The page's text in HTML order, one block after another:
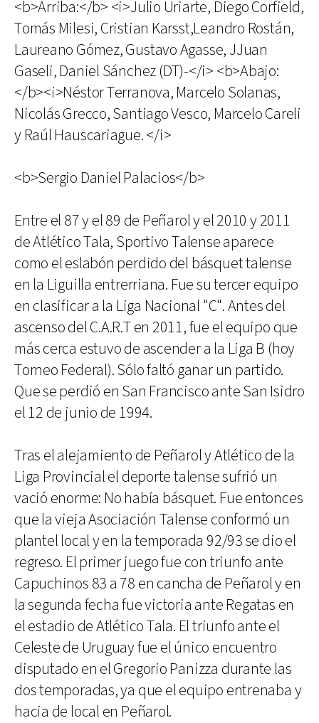
<b>Arriba:</b> <i>Julio Uriarte, Diego Corfield,
Tomás Milesi, Cristian Karsst,Leandro Rostán,
Laureano Gómez, Gustavo Agasse, JJuan
Gaseli, Daniel Sánchez (DT)-</i> <b>Abajo:
</b><i>Néstor Terranova, Marcelo Solanas,
Nicolás Grecco, Santiago Vesco, Marcelo Careli
y Raúl Hauscariague. </i>
<b>Sergio Daniel Palacios</b>
Entre el 87 y el 89 de Peñarol y el 2010 y 2011
de Atlético Tala, Sportivo Talense aparece
como el eslabón perdido del básquet talense
en la Liguilla entrerriana. Fue su tercer equipo
en clasificar a la Liga Nacional "C". Antes del
ascenso del C.A.R.T en 2011, fue el equipo que
más cerca estuvo de ascender a la Liga B (hoy
Torneo Federal). Sólo faltó ganar un partido.
Que se perdió en San Francisco ante San Isidro
el 12 de junio de 1994.
Tras el alejamiento de Peñarol y Atlético de la
Liga Provincial el deporte talense sufrió un
vació enorme: No había básquet. Fue entonces
que la vieja Asociación Talense conformó un
plantel local y en la temporada 92/93 se dio el
regreso. El primer juego fue con triunfo ante
Capuchinos 83 a 78 en cancha de Peñarol y en
la segunda fecha fue victoria ante Regatas en
el estadio de Atlético Tala. El triunfo ante el
Celeste de Uruguay fue el único encuentro
disputado en el Gregorio Panizza durante las
dos temporadas, ya que el equipo entrenaba y
hacia de local en Peñarol.